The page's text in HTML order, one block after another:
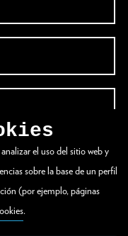
el uso del sitio web y
sobre la base de un perfil
(por ejemplo, páginas
.